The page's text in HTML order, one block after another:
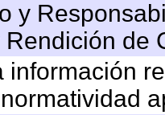
y
de
información